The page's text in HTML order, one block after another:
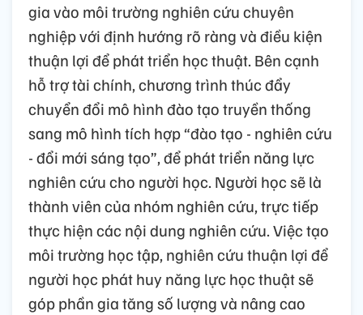
gia vào môi trường nghiên cứu chuyên
nghiệp với định hướng rõ ràng và điều kiện
thuận lợi để phát triển học thuật. Bên cạnh
hỗ trợ tài chính, chương trình thúc đẩy
chuyển đổi mô hình đào tạo truyền thống
sang mô hình tích hợp “đào tạo - nghiên cứu
- đổi mới sáng tạo”, để phát triển năng lực
nghiên cứu cho người học. Người học sẽ là
thành viên của nhóm nghiên cứu, trực tiếp
thực hiện các nội dung nghiên cứu. Việc tạo
môi trường học tập, nghiên cứu thuận lợi để
người học phát huy năng lực học thuật sẽ
góp phần gia tăng số lượng và nâng cao